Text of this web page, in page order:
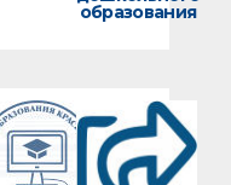
образования